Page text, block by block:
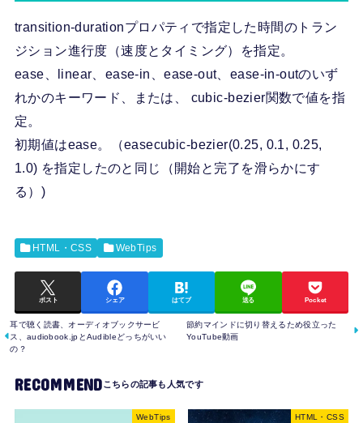
transition-durationプロパティで指定した時間のトラン
ジション進行度（速度とタイミング）を指定。
ease、linear、ease-in、ease-out、ease-in-outのいず
れかのキーワード、または、 cubic-bezier関数で値を指
定。
初期値はease。（easecubic-bezier(0.25, 0.1, 0.25,
1.0) を指定したのと同じ（開始と完了を滑らかにす
る）)
HTML・CSS WebTips
ポスト シェア はてブ 送る Pocket
耳で聴く読書、オーディオブックサービ
ス、audiobook.jpとAudibleどっちがいい
の？
節約マインドに切り替えるため役立った
YouTube動画
RECOMMEND
WebTips HTML・CSS